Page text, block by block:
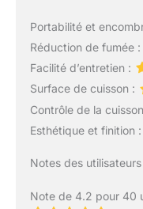
Portabilité et
Réduction de fumée :
Facilité d’entretien :
Surface de cuisson :
Contrôle de la
Esthétique et finition :
Notes des
Note de 4.2 pour 40